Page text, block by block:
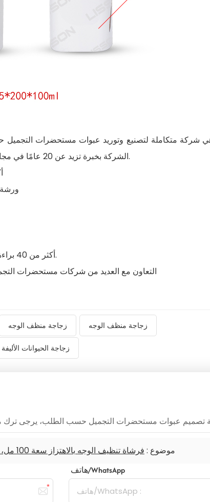
شركة متكاملة لتصنيع وتوريد عبوات مستحضرات التجميل
الشركة بخبرة تزيد عن 20 عامًا في مجال صناعة عبوات منتجات العناية بالبشرة المخصصة.
1.
2. ورشة
6. أكثر من 40 براءة اختراع لأنابيب مستحضرات التجميل البلاستيكية.
7. التعاون مع العديد من شركات مستحضرات
زجاجة منظف الوجه زجاجة منظف الوجه
زجاجة الحيوانات الأليفة
موضوع : فرشاة تنظيف الوجه بالاهتزاز سعة 100 مل، عبوة بلاستيكية، خدمة تصنيع المعدات الأصلية
هاتف/WhatsApp